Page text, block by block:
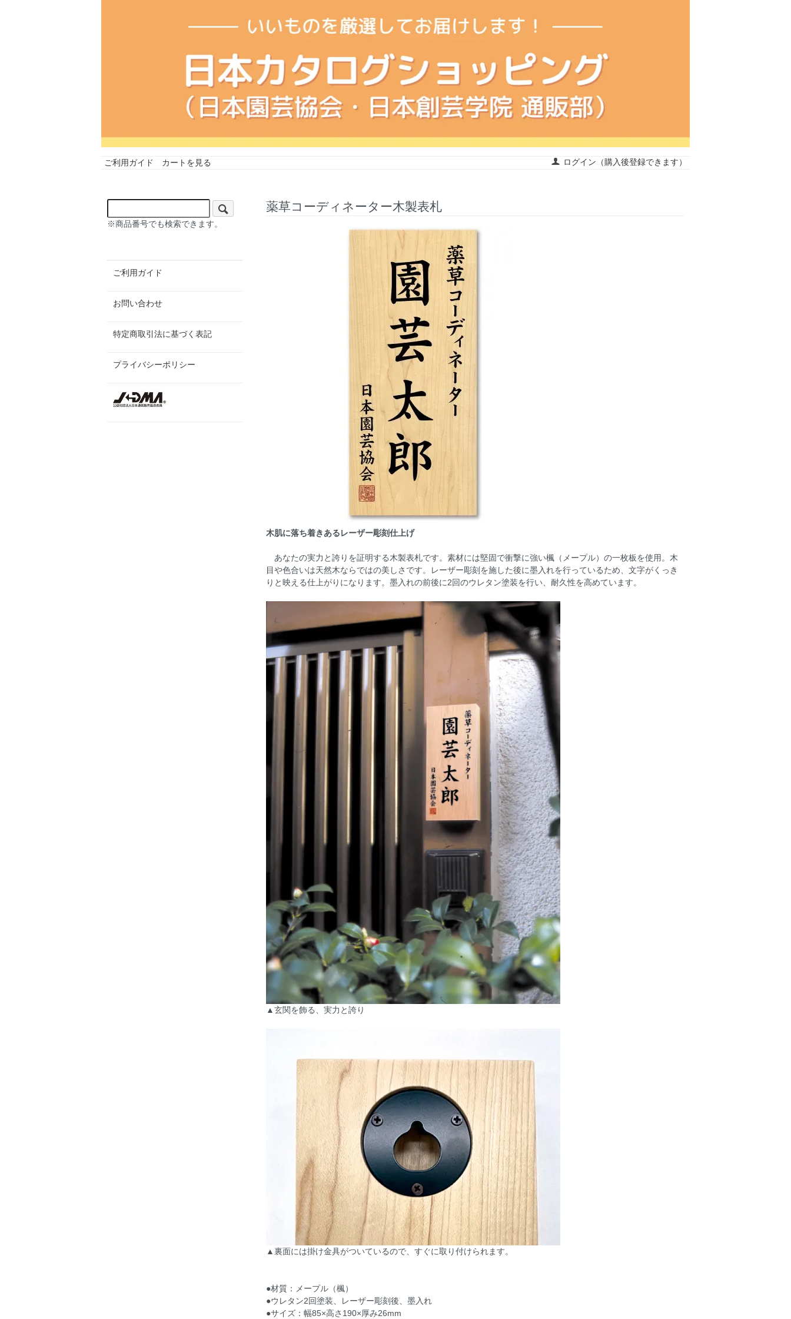
ログイン（購入後登録できます）
ご利用ガイド カートを見る
薬草コーディネーター木製表札
木肌に落ち着きあるレーザー彫刻仕上げ
あなたの実力と誇りを証明する木製表札です。素材には堅固で衝撃に強い楓（メープル）の一枚板を使用。木
目や色合いは天然木ならではの美しさです。レーザー彫刻を施した後に墨入れを行っているため、文字がくっき
りと映える仕上がりになります。墨入れの前後に2回のウレタン塗装を行い、耐久性を高めています。
▲玄関を飾る、実力と誇り
▲裏面には掛け金具がついているので、すぐに取り付けられます。
●材質：メープル（楓）
●ウレタン2回塗装、レーザー彫刻後、墨入れ
●サイズ：幅85×高さ190×厚み26mm
※商品番号でも検索できます。
ご利用ガイド
お問い合わせ
特定商取引法に基づく表記
プライバシーポリシー